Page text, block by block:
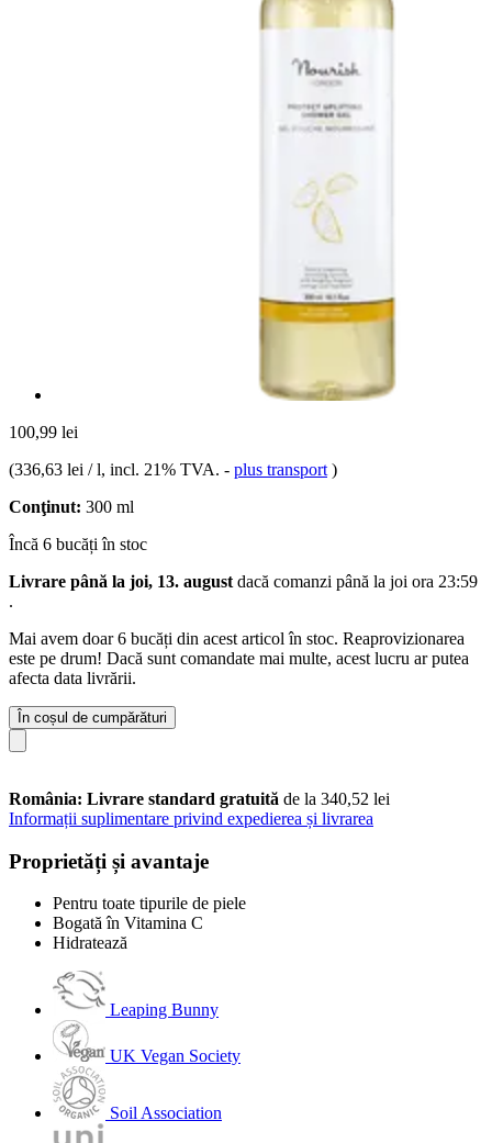
100,99 lei
(336,63 lei / l, incl. 21% TVA. - plus transport )
Conţinut: 300 ml
Încă 6 bucăți în stoc
Livrare până la joi, 13. august dacă comanzi până la joi ora 23:59
.
Mai avem doar 6 bucăți din acest articol în stoc. Reaprovizionarea
este pe drum! Dacă sunt comandate mai multe, acest lucru ar putea
afecta data livrării.
În coșul de cumpărături
România: Livrare standard gratuită de la 340,52 lei
Informații suplimentare privind expedierea și livrarea
Proprietăți și avantaje
Pentru toate tipurile de piele
Bogată în Vitamina C
Hidratează
Leaping Bunny
UK Vegan Society
Soil Association